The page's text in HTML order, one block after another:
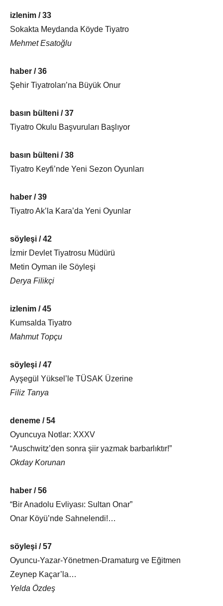
izlenim / 33
Sokakta Meydanda Köyde Tiyatro
Mehmet Esatoğlu
haber / 36
Şehir Tiyatroları’na Büyük Onur
basın bülteni / 37
Tiyatro Okulu Başvuruları Başlıyor
basın bülteni / 38
Tiyatro Keyfi’nde Yeni Sezon Oyunları
haber / 39
Tiyatro Ak’la Kara’da Yeni Oyunlar
söyleşi / 42
İzmir Devlet Tiyatrosu Müdürü
Metin Oyman ile Söyleşi
Derya Filikçi
izlenim / 45
Kumsalda Tiyatro
Mahmut Topçu
söyleşi / 47
Ayşegül Yüksel’le TÜSAK Üzerine
Filiz Tanya
deneme / 54
Oyuncuya Notlar: XXXV
“Auschwitz’den sonra şiir yazmak barbarlıktır!”
Okday Korunan
haber / 56
“Bir Anadolu Evliyası: Sultan Onar”
Onar Köyü’nde Sahnelendi!…
söyleşi / 57
Oyuncu-Yazar-Yönetmen-Dramaturg ve Eğitmen
Zeynep Kaçar’la…
Yelda Özdeş